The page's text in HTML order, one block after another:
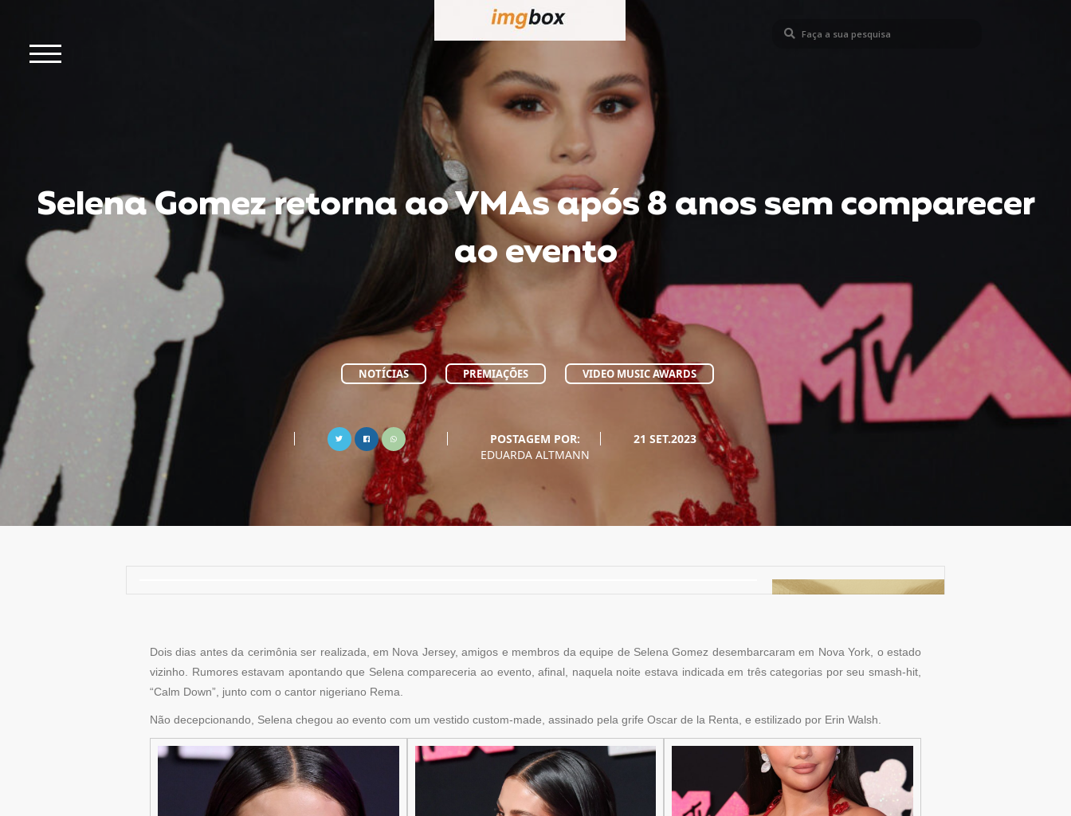
Selena Gomez retorna ao VMAs após 8 anos sem comparecer
ao evento
NOTÍCIAS PREMIAÇÕES VIDEO MUSIC AWARDS
POSTAGEM POR:
EDUARDA ALTMANN
21 SET.2023
Dois dias antes da cerimônia ser realizada, em Nova Jersey, amigos e membros da equipe de Selena Gomez desembarcaram em Nova York, o estado
vizinho. Rumores estavam apontando que Selena compareceria ao evento, afinal, naquela noite estava indicada em três categorias por seu smash-hit,
“Calm Down”, junto com o cantor nigeriano Rema.
Não decepcionando, Selena chegou ao evento com um vestido custom-made, assinado pela grife Oscar de la Renta, e estilizado por Erin Walsh.